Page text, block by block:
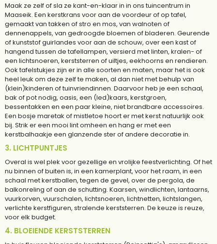
Maak ze zelf of sla ze kant-en-klaar in in ons tuincentrum in
Maaseik. Een kerstkrans voor aan de voordeur of op tafel,
gemaakt van takken of stro en mos, van walnoten of
dennenappels, van gedroogde bloemen of bladeren. Geurende
of kunststof guirlandes voor aan de schouw, over een kast of
hangend tussen de tafellampen, versierd met linten, kralen- of
een lichtsnoeren, kerststerren of uiltjes, eekhoorns en rendieren.
Ook tafelstukjes zijn er in alle soorten en maten, maar het is ook
heel leuk om deze zelf te maken, al dan niet met behulp van
(klein)kinderen of tuinvriendinnen. Daarvoor heb je een schaal,
bak of pot nodig, oasis, een (led)kaars, kerstgroen,
bessentakken en een paar kleine, niet brandbare accessoires.
Een bosje maretak of mistletoe hoort er met kerst natuurlijk ook
bij. Strik er een mooi lint omheen en hang er met een
kerstbalhaakje een glanzende ster of andere decoratie in.
3. LICHTPUNTJES
Overal is wel plek voor gezellige en vrolijke feestverlichting. Of het
nu binnen of buiten is, in een kamerplant, voor het raam, in een
schaal met kerstballen, tegen de gevel, over de pergola, de
balkonreling of aan de schutting. Kaarsen, windlichten, lantaarns,
vuurkorven, vuurschalen, lichtsnoeren, lichtnetten, lichtslangen,
verlichte kerstfiguren, stralende kerststerren. De keuze is reuze,
voor elk budget.
4. BLOEIENDE KERSTSTERREN